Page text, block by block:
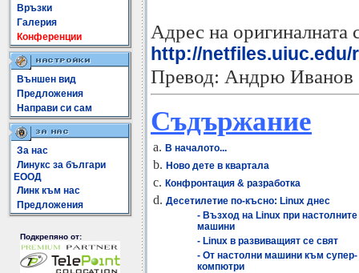
Връзки
Галерия
Конференции
Външен вид
Предложения
Направи си сам
За нас
Линукс за българи
ЕООД
Линк към нас
Предложения
Подкрепяно от:
Адрес на оригиналната
http://netfiles.uiuc.edu/
Превод: Андрю Иванов
Съдържание
a. В началото...
b. Ново дете в квартала
c. Конфронтация & разработка
d. Десетилетие по-късно: Linux днес
- Възход на Linux при настолните
машини
- Linux в развиващият се свят
- От настолни машини към супер-
компютри